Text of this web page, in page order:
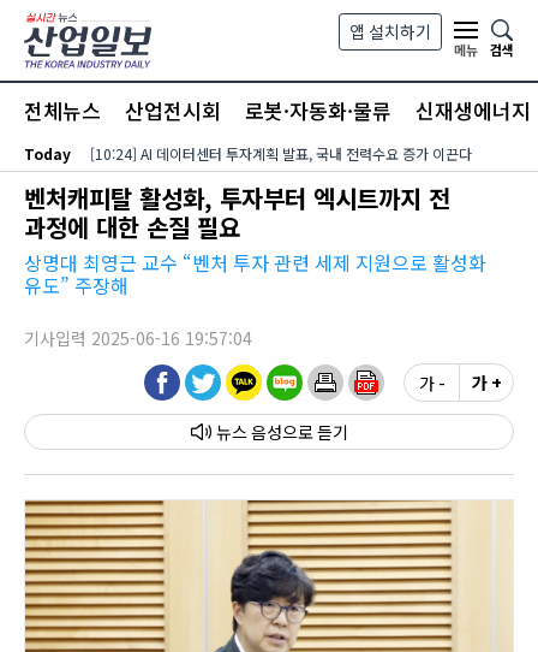
본문 바로가기
앱 설치하기
메뉴
검색
전체뉴스 산업전시회 로봇·자동화·물류 신재생에너지
Today [10:24] AI 데이터센터 투자계획 발표, 국내 전력수요 증가 이끈다
벤처캐피탈 활성화, 투자부터 엑시트까지 전
과정에 대한 손질 필요
상명대 최영근 교수 “벤처 투자 관련 세제 지원으로 활성화
유도” 주장해
기사입력 2025-06-16 19:57:04
뉴스 음성
가 - 가 +